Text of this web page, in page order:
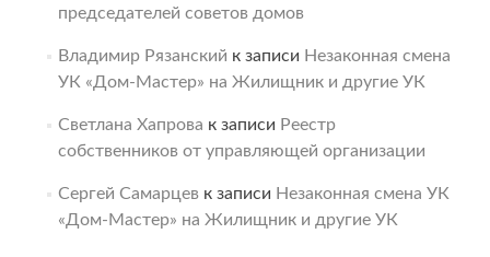
председателей советов домов
Владимир Рязанский к записи Незаконная смена
УК «Дом-Мастер» на Жилищник и другие УК
Светлана Хапрова к записи Реестр
собственников от управляющей организации
Сергей Самарцевк записи Незаконная смена УК
«Дом-Мастер» на Жилищник и другие УК